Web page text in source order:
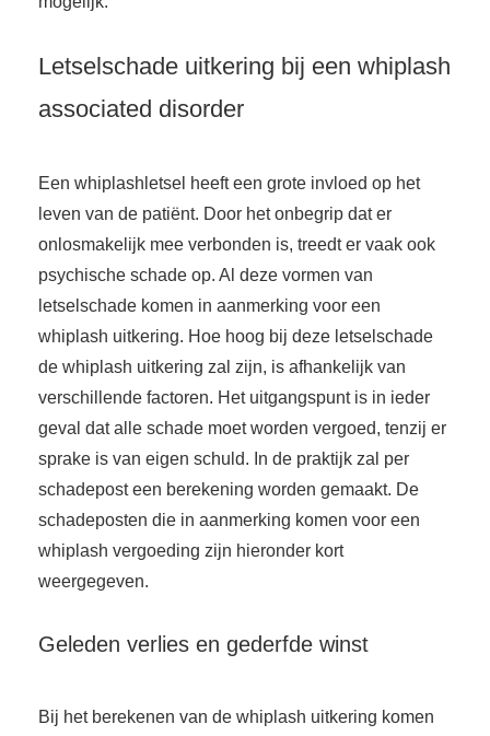
Letselschade uitkering bij een whiplash
associated disorder
Een whiplashletsel heeft een grote invloed op het
leven van de patiënt. Door het onbegrip dat er
onlosmakelijk mee verbonden is, treedt er vaak ook
psychische schade op. Al deze vormen van
letselschade komen in aanmerking voor een
whiplash uitkering. Hoe hoog bij deze letselschade
de whiplash uitkering zal zijn, is afhankelijk van
verschillende factoren. Het uitgangspunt is in ieder
geval dat alle schade moet worden vergoed, tenzij er
sprake is van eigen schuld. In de praktijk zal per
schadepost een berekening worden gemaakt. De
schadeposten die in aanmerking komen voor een
whiplash vergoeding zijn hieronder kort
weergegeven.
Geleden verlies en gederfde winst
Bij het berekenen van de whiplash uitkering komen